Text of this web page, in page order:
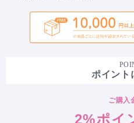
ポイント
ご購入
2%ポイ